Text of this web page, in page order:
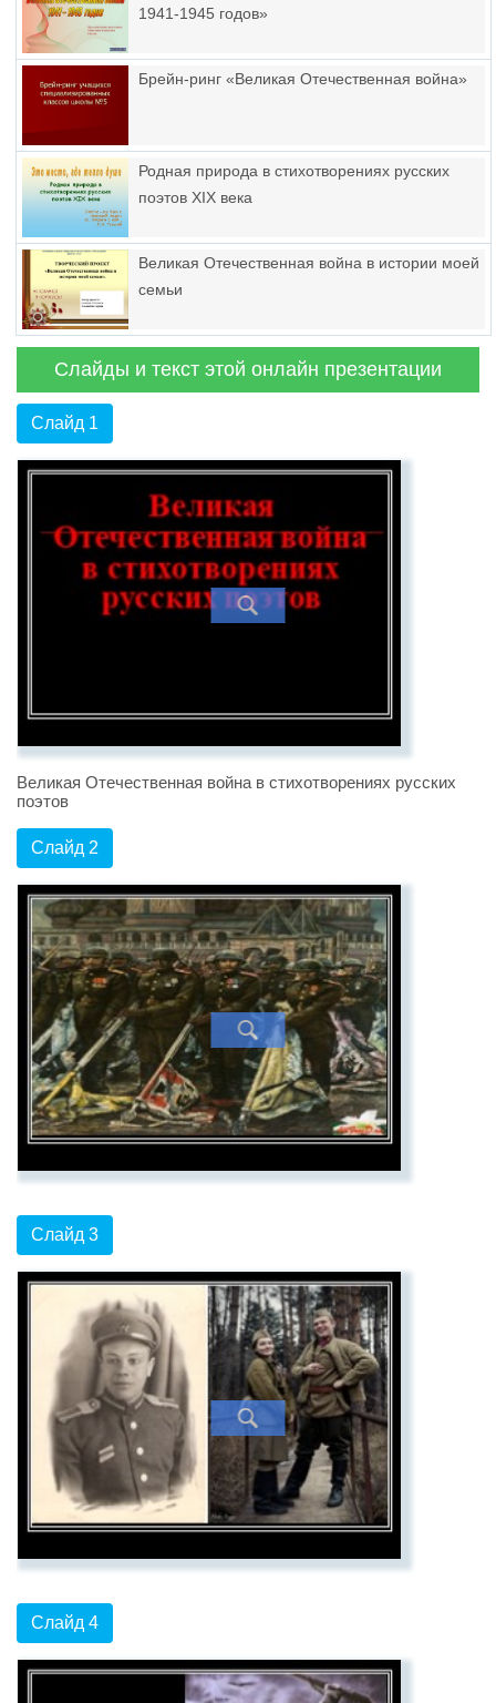
1941-1945 годов»
Брейн-ринг «Великая Отечественная война»
Родная природа в стихотворениях русских
поэтов XIX века
Великая Отечественная война в истории моей
семьи
Слайды и текст этой онлайн презентации
Слайд 1
Великая Отечественная война в стихотворениях русских
поэтов
Слайд 2
Слайд 3
Слайд 4